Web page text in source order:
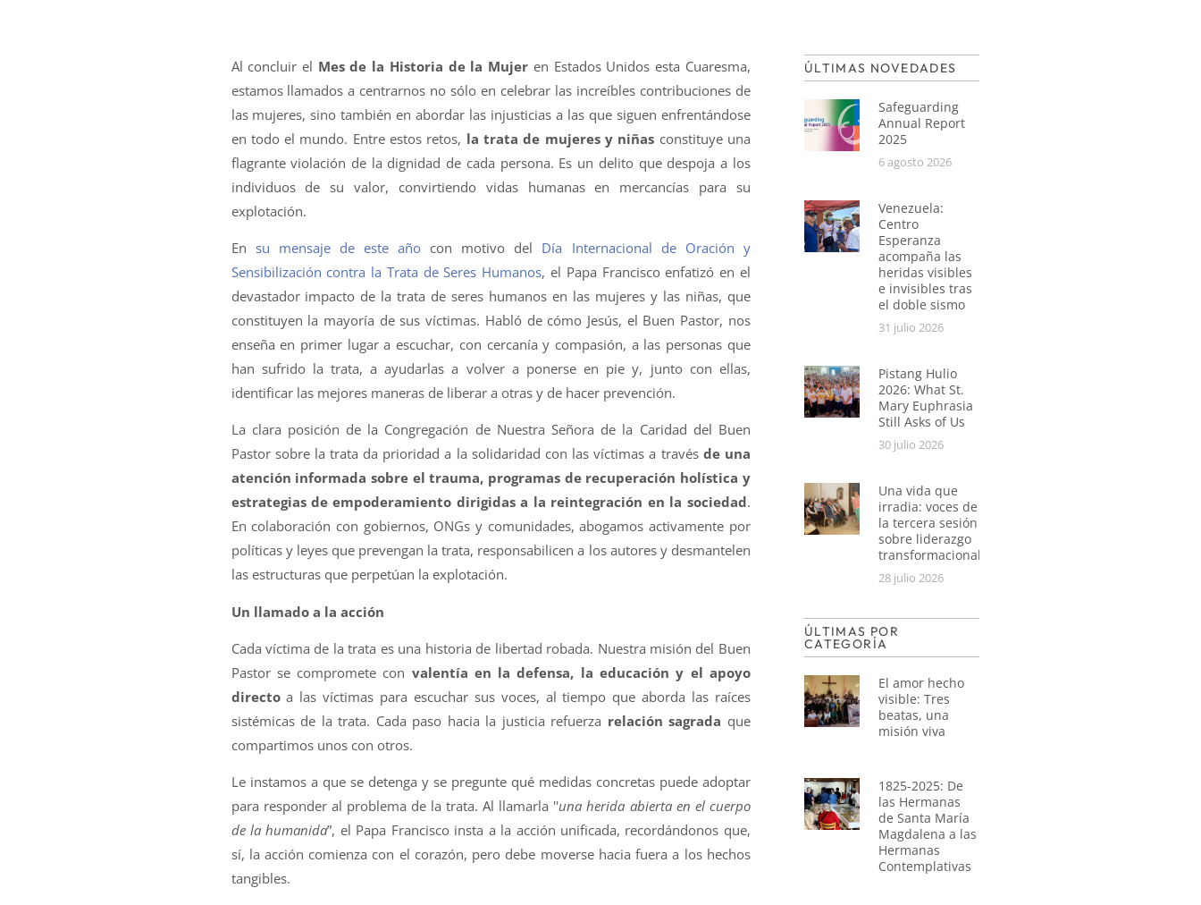
Al concluir el Mes de la Historia de la Mujer en Estados Unidos esta Cuaresma,
estamos llamados a centrarnos no sólo en celebrar las increíbles contribuciones de
las mujeres, sino también en abordar las injusticias a las que siguen enfrentándose
en todo el mundo. Entre estos retos, la trata de mujeres y niñas constituye una
flagrante violación de la dignidad de cada persona. Es un delito que despoja a los
individuos de su valor, convirtiendo vidas humanas en mercancías para su
explotación.
En su mensaje de este año con motivo del Día Internacional de Oración y
Sensibilización contra la Trata de Seres Humanos, el Papa Francisco enfatizó en el
devastador impacto de la trata de seres humanos en las mujeres y las niñas, que
constituyen la mayoría de sus víctimas. Habló de cómo Jesús, el Buen Pastor, nos
enseña en primer lugar a escuchar, con cercanía y compasión, a las personas que
han sufrido la trata, a ayudarlas a volver a ponerse en pie y, junto con ellas,
identificar las mejores maneras de liberar a otras y de hacer prevención.
La clara posición de la Congregación de Nuestra Señora de la Caridad del Buen
Pastor sobre la trata da prioridad a la solidaridad con las víctimas a través de una
atención informada sobre el trauma, programas de recuperación holística y
estrategias de empoderamiento dirigidas a la reintegración en la sociedad.
En colaboración con gobiernos, ONGs y comunidades, abogamos activamente por
políticas y leyes que prevengan la trata, responsabilicen a los autores y desmantelen
las estructuras que perpetúan la explotación.
Un llamado a la acción
Cada víctima de la trata es una historia de libertad robada. Nuestra misión del Buen
Pastor se compromete con valentía en la defensa, la educación y el apoyo
directoa las víctimas para escuchar sus voces, al tiempo que aborda las raíces
sistémicas de la trata. Cada paso hacia la justicia refuerza relación sagrada que
compartimos unos con otros.
Le instamos a que se detenga y se pregunte qué medidas concretas puede adoptar
para responder al problema de la trata. Al llamarla ''una herida abierta en el cuerpo
de la humanida”, el Papa Francisco insta a la acción unificada, recordándonos que,
sí, la acción comienza con el corazón, pero debe moverse hacia fuera a los hechos
tangibles.
ÚLTIMAS NOVEDADES
Safeguarding
Annual Report
2025
6 agosto 2026
Venezuela:
Centro
Esperanza
acompaña las
heridas visibles
e invisibles tras
el doble sismo
31 julio 2026
Pistang Hulio
2026: What St.
Mary Euphrasia
Still Asks of Us
30 julio 2026
Una vida que
irradia: voces de
la tercera sesión
sobre liderazgo
transformacional
28 julio 2026
ÚLTIMAS POR
CATEGORÍA
El amor hecho
visible: Tres
beatas, una
misión viva
1825-2025: De
las Hermanas
de Santa María
Magdalena a las
Hermanas
Contemplativas